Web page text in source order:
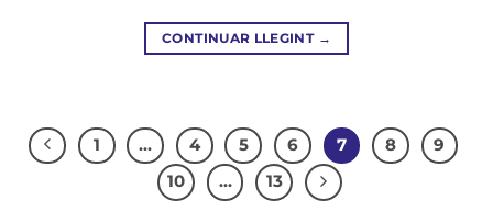
CONTINUAR LLEGINT →
1 … 4 5 6 7 8
9
10
… 13